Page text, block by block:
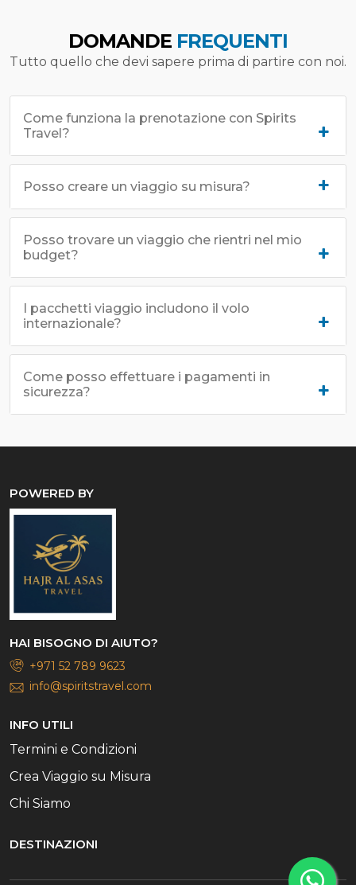
DOMANDE FREQUENTI
Tutto quello che devi sapere prima di partire con noi.
Come funziona la prenotazione con Spirits
Travel?
Posso creare un viaggio su misura?
Posso trovare un viaggio che rientri nel mio
budget?
I pacchetti viaggio includono il volo
internazionale?
Come posso effettuare i pagamenti in
sicurezza?
POWERED BY
HAI BISOGNO DI AIUTO?
+971 52 789 9623
info@spiritstravel.com
INFO UTILI
Termini e Condizioni
Crea Viaggio su Misura
Chi Siamo
DESTINAZIONI